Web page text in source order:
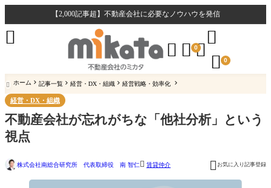
【2,000記事超】不動産会社に必要なノウハウを発信
  0

 0

 ホーム 記事一覧 経営・DX・組織 経営戦略・効率化
経営・DX・組織
不動産会社が忘れがちな「他社分析」という
視点
株式会社南総合研究所 代表取締役 南 智仁  賃貸仲介  お気に入り記事登録